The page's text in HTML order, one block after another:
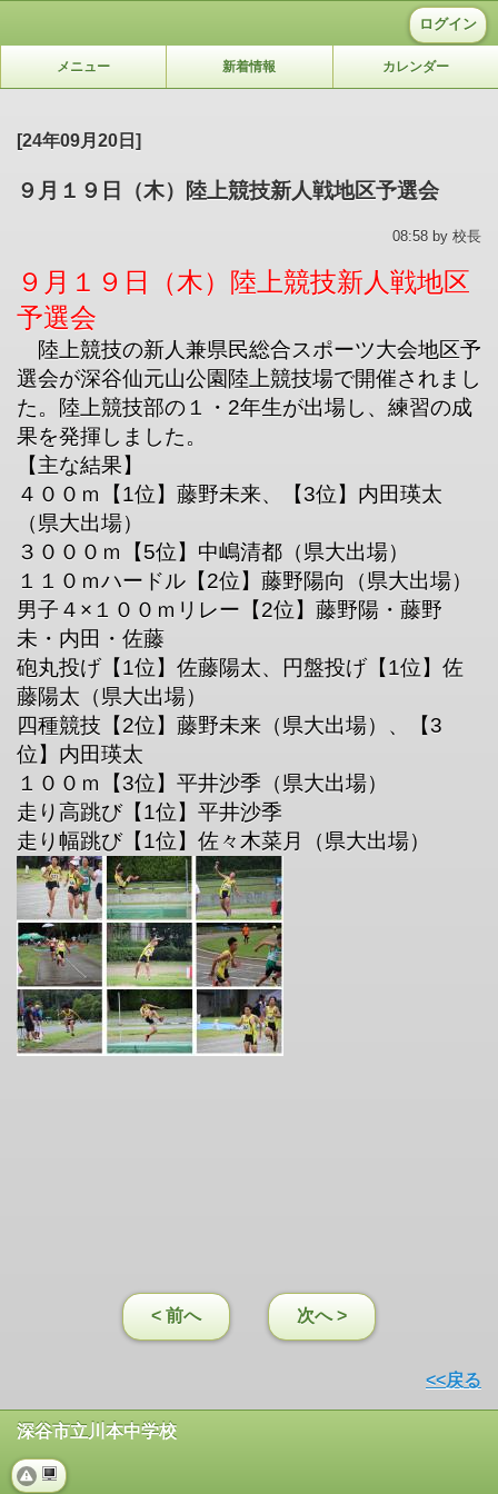
ログイン
メニュー 新着情報 カレンダー
[24年09月20日]
９月１９日（木）陸上競技新人戦地区予選会
08:58 by 校長
９月１９日（木）陸上競技新人戦地区
予選会
陸上競技の新人兼県民総合スポーツ大会地区予
選会が深谷仙元山公園陸上競技場で開催されまし
た。陸上競技部の１・2年生が出場し、練習の成
果を発揮しました。
【主な結果】
４００ｍ【1位】藤野未来、【3位】内田瑛太
（県大出場）
３０００ｍ【5位】中嶋清都（県大出場）
１１０ｍハードル【2位】藤野陽向（県大出場）
男子４×１００ｍリレー【2位】藤野陽・藤野
未・内田・佐藤
砲丸投げ【1位】佐藤陽太、円盤投げ【1位】佐
藤陽太（県大出場）
四種競技【2位】藤野未来（県大出場）、【3
位】内田瑛太
１００ｍ【3位】平井沙季（県大出場）
走り高跳び【1位】平井沙季
走り幅跳び【1位】佐々木菜月（県大出場）
< 前へ 次へ >
<<戻る
深谷市立川本中学校